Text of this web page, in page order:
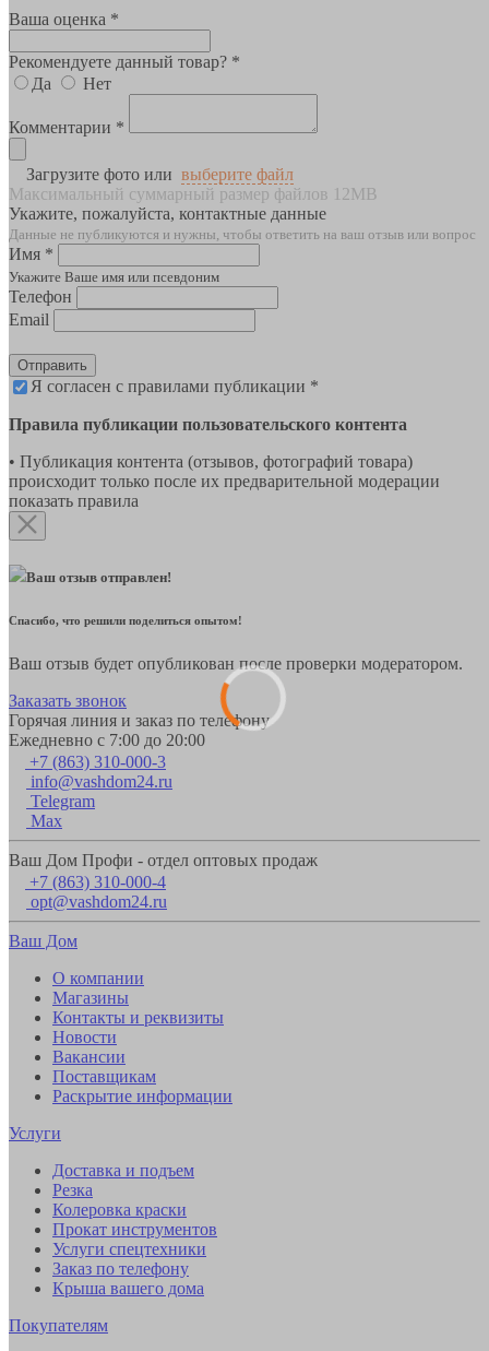
Ваша оценка *
Рекомендуете данный товар? *
Да
Нет
Комментарии *
Загрузите фото или выберите файл
Максимальный суммарный размер файлов 12MB
Укажите, пожалуйста, контактные данные
Данные не публикуются и нужны, чтобы ответить на ваш отзыв или вопрос
Имя *
Укажите Ваше имя или псевдоним
Телефон
Email
Отправить
Я согласен с правилами публикации *
Правила публикации пользовательского контента
• Публикация контента (отзывов, фотографий товара)
происходит только после их предварительной модерации
показать правила
Ваш отзыв отправлен!
Спасибо, что решили поделиться опытом!
Ваш отзыв будет опубликован после проверки модератором.
Заказать звонок
Горячая линия и заказ по телефону
Ежедневно с 7:00 до 20:00
+7 (863) 310-000-3
info@vashdom24.ru
Telegram
Max
Ваш Дом Профи - отдел оптовых продаж
+7 (863) 310-000-4
opt@vashdom24.ru
Ваш Дом
О компании
Магазины
Контакты и реквизиты
Новости
Вакансии
Поставщикам
Раскрытие информации
Услуги
Доставка и подъем
Резка
Колеровка краски
Прокат инструментов
Услуги спецтехники
Заказ по телефону
Крыша вашего дома
Покупателям